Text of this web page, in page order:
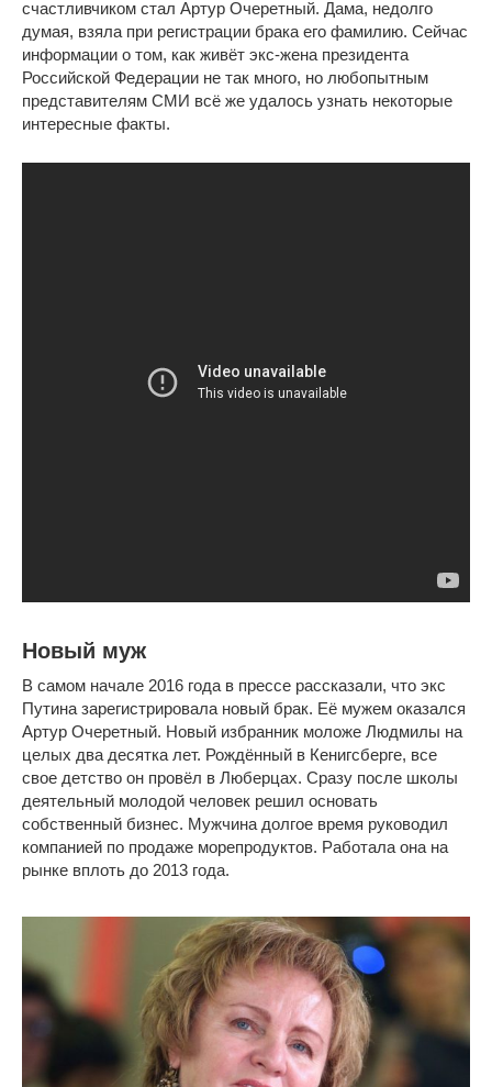
счастливчиком стал Артур Очеретный. Дама, недолго
думая, взяла при регистрации брака его фамилию. Сейчас
информации о том, как живёт экс-жена президента
Российской Федерации не так много, но любопытным
представителям СМИ всё же удалось узнать некоторые
интересные факты.
Новый муж
В самом начале 2016 года в прессе рассказали, что экс
Путина зарегистрировала новый брак. Её мужем оказался
Артур Очеретный. Новый избранник моложе Людмилы на
целых два десятка лет. Рождённый в Кенигсберге, все
свое детство он провёл в Люберцах. Сразу после школы
деятельный молодой человек решил основать
собственный бизнес. Мужчина долгое время руководил
компанией по продаже морепродуктов. Работала она на
рынке вплоть до 2013 года.